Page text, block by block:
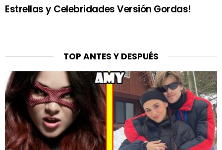
Estrellas y Celebridades Versión Gordas!
TOP ANTES Y DESPUÉS